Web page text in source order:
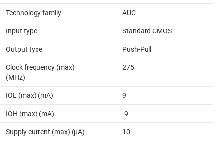
Technology family AUC
Input type Standard CMOS
Output type Push-Pull
Clock frequency (max)
(MHz)
275
IOL (max) (mA) 9
IOH (max) (mA) -9
Supply current (max) (µA) 10